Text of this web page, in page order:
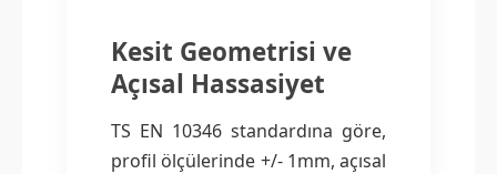
Kesit Geometrisi ve
Açısal Hassasiyet
TS EN 10346 standardına göre,
profil ölçülerinde +/- 1mm, açısal